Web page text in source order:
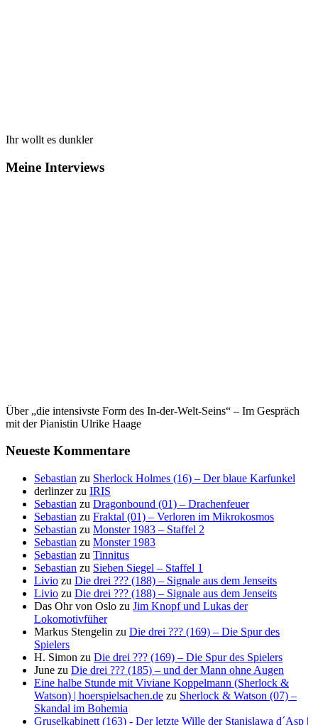
Ihr wollt es dunkler
Meine Interviews
Über „die intensivste Form des In-der-Welt-Seins“ – Im Gespräch
mit der Pianistin Ulrike Haage
Neueste Kommentare
Sebastian zu Sherlock Holmes (16) – Der blaue Karfunkel
derlinzerzu IRIS
Sebastian zu Dragonbound (01) – Drachenfeuer
Sebastian zu Fraktal (01) – Verloren im Mikrokosmos
Sebastian zu Monster 1983 – Staffel 2
Sebastian zu Monster 1983
Sebastian zu Tinnitus
Sebastian zu Sieben Siegel – Staffel 1
Livio zu Die drei ??? (188) – Signale aus dem Jenseits
Livio zu Die drei ??? (188) – Signale aus dem Jenseits
Das Ohr von Oslo zu Jim Knopf und Lukas der
Lokomotivfüher
Markus Stengelin zu Die drei ??? (169) – Die Spur des
Spielers
H. Simon zu Die drei ??? (169) – Die Spur des Spielers
June zu Die drei ??? (185) – und der Mann ohne Augen
Eine halbe Stunde mit Viviane Koppelmann (Sherlock &
Watson) | hoerspielsachen.de zu Sherlock & Watson (07) –
Skandal im Bohemia
Gruselkabinett (163) - Der letzte Wille der Stanislawa d´Asp |